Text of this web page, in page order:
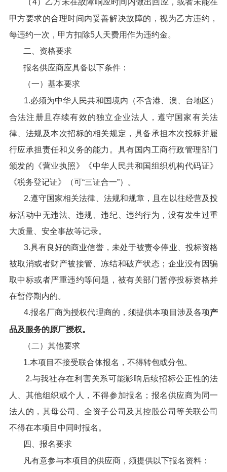
（4）乙方未在故障响应时间内做出回应，或者未能在
甲方要求的合理时间内妥善解决故障的，视为乙方违约，
每违约一次，甲方扣除5人天费用作为违约金。
二、资格要求
报名供应商应具备以下条件：
（一）基本要求
1.必须为中华人民共和国境内（不含港、澳、台地区）
合法注册且存续有效的独立企业法人，遵守国家有关法
律、法规及本次招标的相关规定，具备承担本次投标并履
行应承担责任和义务的能力。具有国内工商行政管理部门
颁发的《营业执照》《中华人民共和国组织机构代码证》
《税务登记证》（可“三证合一”）。
2.遵守国家相关法律、法规和规章，且在以往经营及投
标活动中无违法、违规、违纪、违约行为，没有发生过重
大质量、安全事故等记录。
3.具有良好的商业信誉，未处于被责令停业、投标资格
被取消或者财产被接管、冻结和破产状态；企业没有因骗
取中标或者严重违约等问题，被有关部门暂停投标资格并
在暂停期内的。
4.报名厂商为授权代理商的，须提供本项目涉及各项产
品及服务的原厂授权。
（二）其他要求
1.本项目不接受联合体报名，不得转包或分包。
2.与我社存在利害关系可能影响后续招标公正性的法
人、其他组织或个人，不得参加报名；报名供应商为同一
法人的，其母公司、全资子公司及其控股公司等关联公司
不得在本项目中同时报名。
四、报名要求
凡有意参与本项目的供应商，须提供以下报名资料：